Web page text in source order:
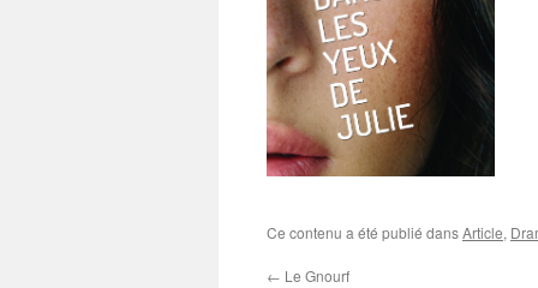
Ce contenu a été publié dansArticle,
← Le Gnourf